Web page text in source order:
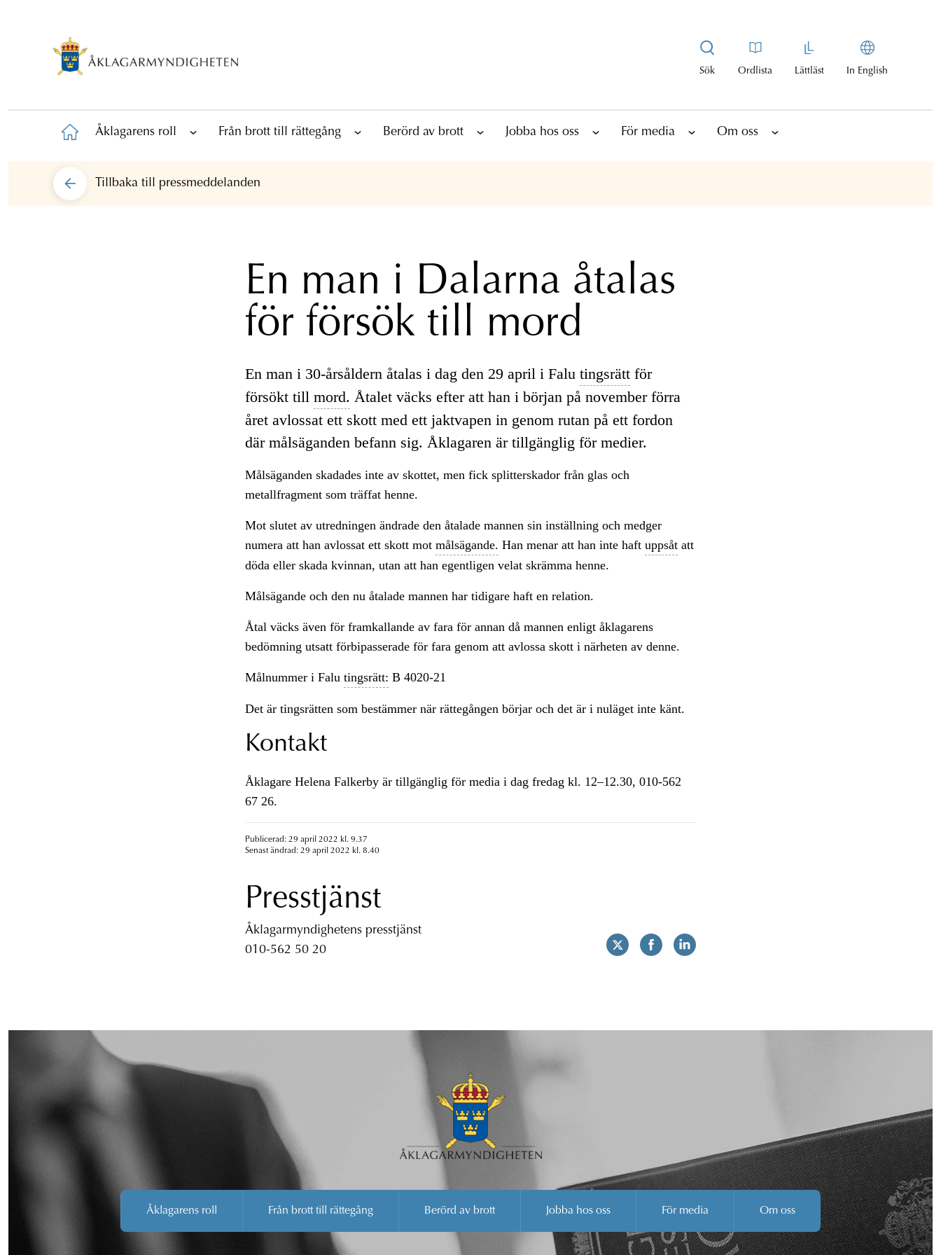
Sök Ordlista Lättläst In English
Åklagarens roll Från brott till rättegång Berörd av brott Jobba hos oss För media Om oss
Tillbaka till pressmeddelanden
En man i Dalarna åtalas
för försök till mord
En man i 30-årsåldern åtalas i dag den 29 april i Falu tingsrättför
försökt till mord. Åtalet väcks efter att han i början på november förra
året avlossat ett skott med ett jaktvapen in genom rutan på ett fordon
där målsäganden befann sig. Åklagaren är tillgänglig för medier.
Målsäganden skadades inte av skottet, men fick splitterskador från glas och
metallfragment som träffat henne.
Mot slutet av utredningen ändrade den åtalade mannen sin inställning och medger
numera att han avlossat ett skott mot målsägande. Han menar att han inte haft uppsåtatt
döda eller skada kvinnan, utan att han egentligen velat skrämma henne.
Målsägande och den nu åtalade mannen har tidigare haft en relation.
Åtal väcks även för framkallande av fara för annan då mannen enligt åklagarens
bedömning utsatt förbipasserade för fara genom att avlossa skott i närheten av denne.
Målnummer i Falu tingsrätt: B 4020-21
Det är tingsrätten som bestämmer när rättegången börjar och det är i nuläget inte känt.
Kontakt
Åklagare Helena Falkerby är tillgänglig för media i dag fredag kl. 12–12.30, 010-562
67 26.
Publicerad: 29 april 2022 kl. 9.37
Senast ändrad: 29 april 2022 kl. 8.40
Presstjänst
Åklagarmyndighetens presstjänst
010-562 50 20
Åklagarens roll Från brott till rättegång Berörd av brott Jobba hos oss För media Om oss